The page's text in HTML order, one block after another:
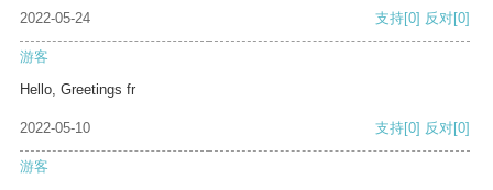
2022-05-24 支持[0] 反对[0]
游客
Hello, Greetings fr
2022-05-10 支持[0] 反对[0]
游客